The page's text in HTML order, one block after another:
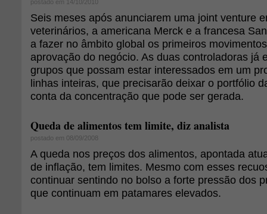
postado em 14/10/2010
Seis meses após anunciarem uma joint venture
veterinários, a americana Merck e a francesa
a fazer no âmbito global os primeiros
aprovação do negócio. As duas controladoras já
grupos que possam estar interessados em um
linhas inteiras, que precisarão deixar o portfólio
conta da concentração que pode ser gerada.
Queda de alimentos tem limite, diz analista
postado em 08/09/2008
A queda nos preços dos alimentos, apontada
de inflação, tem limites. Mesmo com esses
continuar sentindo no bolso a forte pressão dos
que continuam em patamares elevados.